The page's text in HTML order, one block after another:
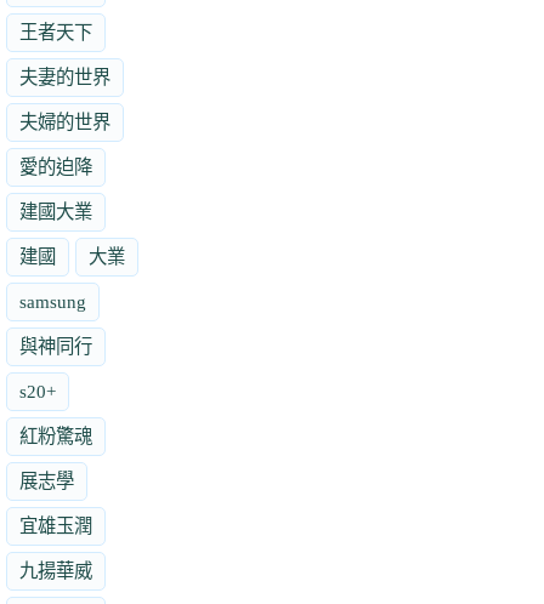
王者天下
夫妻的世界
夫婦的世界
愛的迫降
建國大業
建國 大業
samsung
與神同行
s20+
紅粉驚魂
展志學
宜雄玉潤
九揚華威